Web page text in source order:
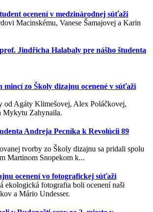
ocenení v medzinárodnej súťaži
Macinskému, Vanese Šamajovej a Karin
Jindřicha Halabaly pre nášho študenta
mincí zo Školy dizajnu ocenené v súťaži
od Agáty Klimešovej, Alex Poláčkovej,
Mykytu Zahynaila.
Andreja Pecníka k Revolúcii 89
tvorby zo Školy dizajnu sa pridali spolu
Martinom Snopekom k...
ocenení vo fotografickej súťaži
ekologická fotografia boli ocenení naši
a Mário Undesser.